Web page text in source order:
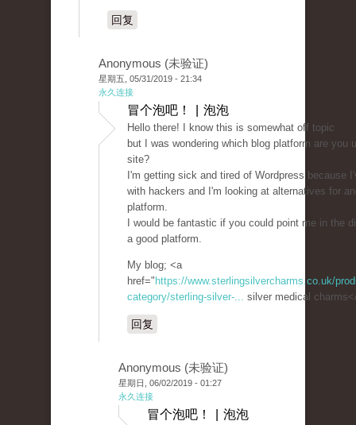
回复
Anonymous (未验证)
星期五, 05/31/2019 - 21:34
永久连接
冒个泡吧！ | 泡泡
Hello there! I know this is somewhat off topic
but I was wondering which blog platform are you
site?
I'm getting sick and tired of Wordpress because
with hackers and I'm looking at alternatives for
platform.
I would be fantastic if you could point me in the
a good platform.
My blog; <a
href=" https://www.sterlingsilvercharms.co.uk/
category/sterling-silver-... silver medical
回复
Anonymous (未验证)
星期日, 06/02/2019 - 01:27
永久连接
冒个泡吧！ | 泡泡